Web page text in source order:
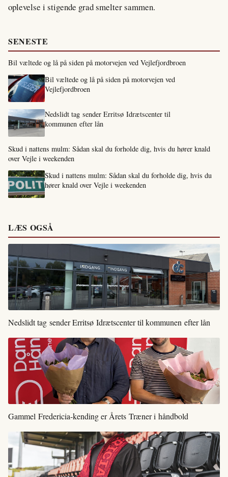
oplevelse i stigende grad smelter sammen.
SENESTE
Bil væltede og lå på siden på motorvejen ved Vejlefjordbroen
Bil væltede og lå på siden på motorvejen ved
Vejlefjordbroen
Nedslidt tag sender Erritsø Idrætscenter til
kommunen efter lån
Skud i nattens mulm: Sådan skal du forholde dig, hvis du hører knald
over Vejle i weekenden
Skud i nattens mulm: Sådan skal du forholde dig, hvis du
hører knald over Vejle i weekenden
LÆS OGSÅ
Nedslidt tag sender Erritsø Idrætscenter til kommunen efter lån
Gammel Fredericia-kending er Årets Træner i håndbold